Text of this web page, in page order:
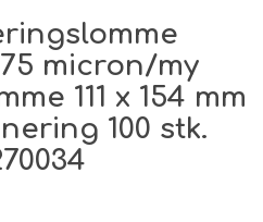
micron/my
111 x 154 mm
100 stk.